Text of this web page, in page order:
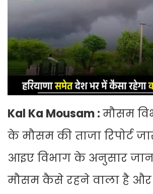
Kal Ka Mousam :मौसम
के मौसम की ताजा रिपोर्ट
आइए विभाग के अनुसार
मौसम कैसे रहने वाला है